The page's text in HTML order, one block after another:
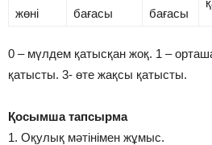
жөні
бағасы
бағасы
0 – мүлдем қатысқан жоқ. 1 –
қатысты. 3- өте жақсы қатысты.
Қосымша тапсырма
1. Оқулық мәтінімен жұмыс.